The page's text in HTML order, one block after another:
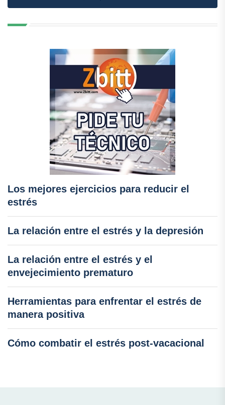
Los mejores ejercicios para reducir el
estrés
La relación entre el estrés y la depresión
La relación entre el estrés y el
envejecimiento prematuro
Herramientas para enfrentar el estrés de
manera positiva
Cómo combatir el estrés post-vacacional